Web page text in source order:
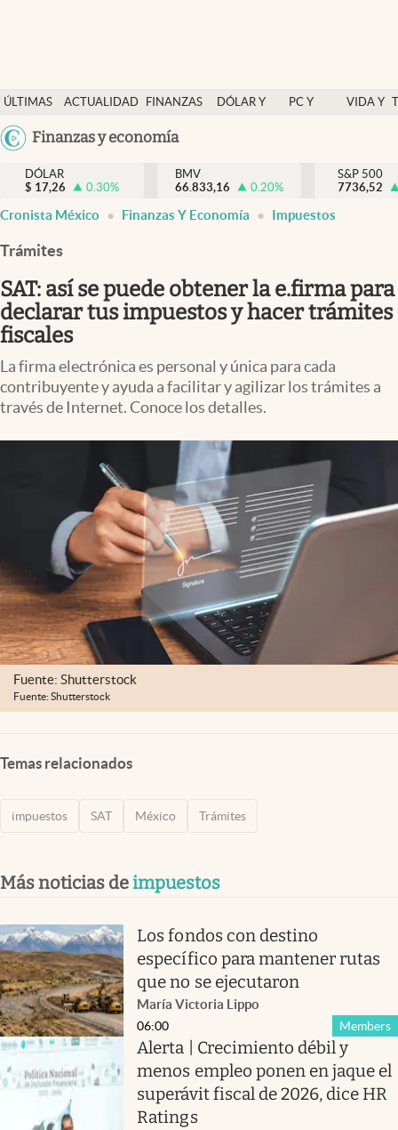
ÚLTIMAS
NOTICIAS
ACTUALIDAD
FINANZAS
DÓLAR Y
PC Y
VIDA Y
México
Finanzas y economía
Actualidad
Finanzas y economía
Dólar y mercados
Pc y celular
Vida y estilo
Tv
Clima
Espiritualidad
abre en nueva pestaña
México
DÓLAR
$ 17,26 0.30%
BMV
66.833,16
0.20%
S&P 500
7736,52
Cronista México Finanzas Y Economía Impuestos
Trámites
SAT: así se puede obtener la e.firma para
declarar tus impuestos y hacer trámites
fiscales
La firma electrónica es personal y única para cada
contribuyente y ayuda a facilitar y agilizar los trámites a
través de Internet. Conoce los detalles.
Fuente: Shutterstock
Fuente: Shutterstock
Temas relacionados
impuestos SAT México Trámites
Más noticias deimpuestos
Los fondos con destino
específico para mantener rutas
que no se ejecutaron
María Victoria Lippo
Members
06:00
Alerta | Crecimiento débil y
menos empleo ponen en jaque el
superávit fiscal de 2026, dice HR
Ratings